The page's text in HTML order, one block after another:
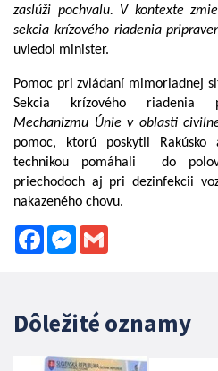
zaslúži pochvalu. V kontexte
sekcia krízového riadenia
uviedol minister.
Pomoc pri zvládaní mimoriadnej
Sekcia krízového riadenia
Mechanizmu Únie v oblasti
pomoc, ktorú poskytli
technikou pomáhali do
priechodoch aj pri dezinfekcii
nakazeného chovu.
FacebookMessenger
Dôležité oznamy